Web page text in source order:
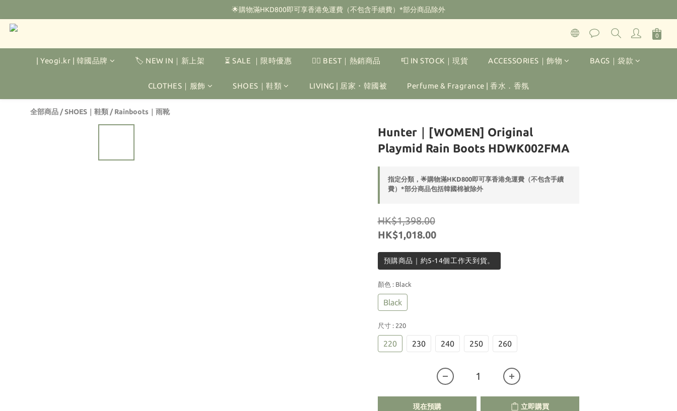
🌟購物滿HKD800即可享香港免運費（不包含手續費）*部分商品除外
🌟購物滿HKD800即可享香港免運費（不包含手續費）*部分商品除外
‼️2026.1.6 起使用網站新系統！點擊查看舊會員安排‼️
🌟購物滿HKD800即可享香港免運費（不包含手續費）*部分商品除外
| Yeogi.kr | 韓國品牌 🏷️ NEW IN｜新上架 ⏳ SALE ｜限時優惠 ❤️‍🔥 BEST｜熱銷商品 📮 IN STOCK｜現貨 ACCESSORIES｜飾物 BAGS｜袋款
CLOTHES｜服飾 SHOES｜鞋類 LIVING | 居家・韓國被 Perfume & Fragrance | 香水．香氛
全部商品 /SHOES｜鞋類 /Rainboots｜雨靴
Hunter｜[WOMEN] Original
Playmid Rain Boots HDWK002FMA
指定分類，🌟購物滿HKD800即可享香港免運費（不包含手續
費）*部分商品包括韓國棉被除外
HK$1,398.00
HK$1,018.00
預購商品｜約5-14個工作天到貨。
顏色 : Black
Black
尺寸 : 220
220 230 240 250 260
現在預購 立即購買